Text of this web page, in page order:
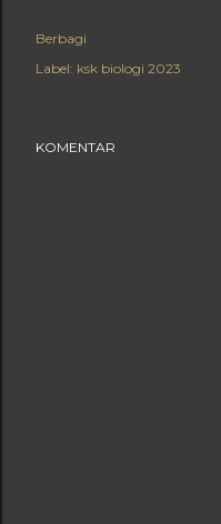
Berbagi
Label: ksk biologi 2023
KOMENTAR